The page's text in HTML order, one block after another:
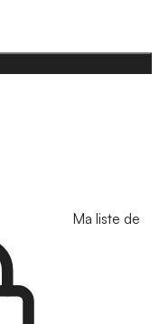
Ma liste de